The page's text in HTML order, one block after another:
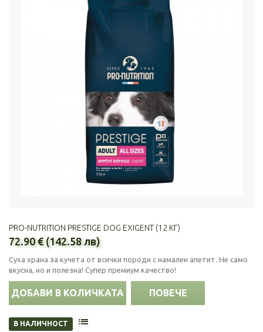
PRO-NUTRITION PRESTIGE DOG EXIGENT (12 КГ)
72.90 € (142.58 лв)
Суха храна за кучета от всички породи с намален апетит. Не само
вкусна, но и полезна! Супер премиум качество!
ДОБАВИ В КОЛИЧКАТА ПОВЕЧЕ
В НАЛИЧНОСТ